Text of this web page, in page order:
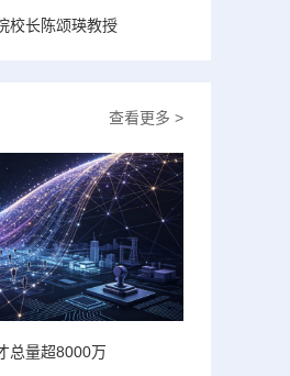
校长陈颂瑛教授
查看更多 >
总量超8000万